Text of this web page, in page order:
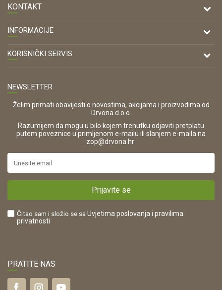
KONTAKT
DRVONA D.O.O.
Antuna Mihanovića 7,
47000 Karlovac
OIB:
42821181683
16280
https://www.drvona.hr/
POREZNI BROJ:
INFORMACIJE
O nama
KORISNIČKI SERVIS
Zaštita privatnosti i osobnih podataka
Korištenje kolačića
Pravo na odustajanje i jednostrani raskid ugovora
Reklamacije
Plaćanje karticama
Što dobivam registracijom?
NEWSLETTER
Želim primati obavijesti o novostima, akcijama i proizvodima od
Drvona d.o.o.
Razumijem da mogu u bilo kojem trenutku odjaviti pretplatu
putem poveznice u primljenom e-mailu ili slanjem e-maila na
zop@drvona.hr
Prijavite se
Čitao sam i složio se sa Uvjetima poslovanja i pravilima
privatnosti
PRATITE NAS